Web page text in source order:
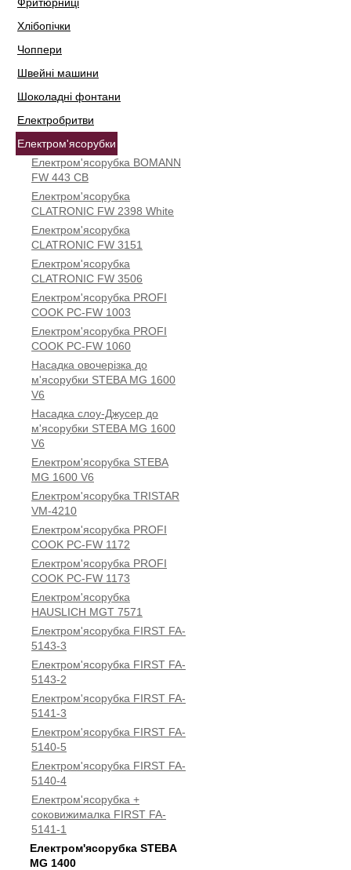
Хлібопічки
Чоппери
Швейні машини
Шоколадні фонтани
Електробритви
Електром'ясорубки
Електром'ясорубка BOMANN
FW 443 CB
Електром'ясорубка
CLATRONIC FW 2398 White
Електром'ясорубка
CLATRONIC FW 3151
Електром'ясорубка
CLATRONIC FW 3506
Електром'ясорубка PROFI
COOK PC-FW 1003
Електром'ясорубка PROFI
COOK PC-FW 1060
Насадка овочерізка до
м'ясорубки STEBA МG 1600
V6
Насадка слоу-Джусер до
м'ясорубки STEBA МG 1600
V6
Електром'ясорубка STEBA
МG 1600 V6
Електром'ясорубка TRISTAR
VM-4210
Електром'ясорубка PROFI
COOK PC-FW 1172
Електром'ясорубка PROFI
COOK PC-FW 1173
Електром'ясорубка
HAUSLICH MGT 7571
Електром'ясорубка FIRST FA-
5143-3
Електром'ясорубка FIRST FA-
5143-2
Електром'ясорубка FIRST FA-
5141-3
Електром'ясорубка FIRST FA-
5140-5
Електром'ясорубка FIRST FA-
5140-4
Електром'ясорубка +
соковижималка FIRST FA-
5141-1
Електром'ясорубка STEBA
МG 1400